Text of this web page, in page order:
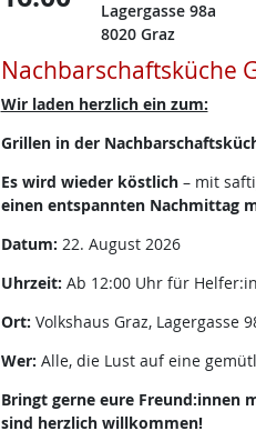
Lagergasse 98a
8020 Graz
Nachbarschaftsküche
Wir laden herzlich ein zum:
Grillen in der
Es wird wieder köstlich – mit
einen entspannten Nachmittag
Datum: 22. August 2026
Uhrzeit: Ab 12:00 Uhr für
Ort: Volkshaus Graz, Lagergasse
Wer: Alle, die Lust auf eine
Bringt gerne eure Freund:innen
sind herzlich willkommen!